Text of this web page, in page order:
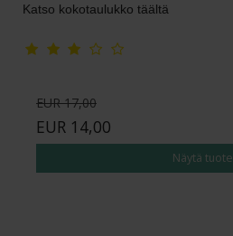
Katso kokotaulukko täältä
EUR 17,00
EUR 14,00
Näytä tuote